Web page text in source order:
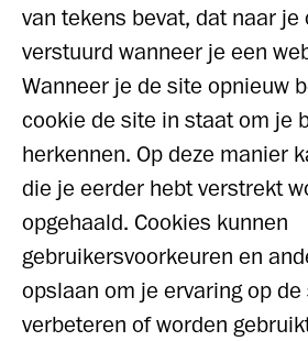
van tekens bevat, dat naar
verstuurd wanneer je een
Wanneer je de site opnieuw
cookie de site in staat om je
herkennen. Op deze manier
die je eerder hebt verstrekt
opgehaald. Cookies kunnen
gebruikersvoorkeuren en
opslaan om je ervaring op de
verbeteren of worden